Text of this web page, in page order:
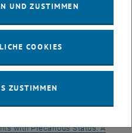
Strategien und innovative
, öffnet eine externe URL in
with Precarious Status: A
UND ZUSTIMMEN
COOKIES
ZUSTIMMEN